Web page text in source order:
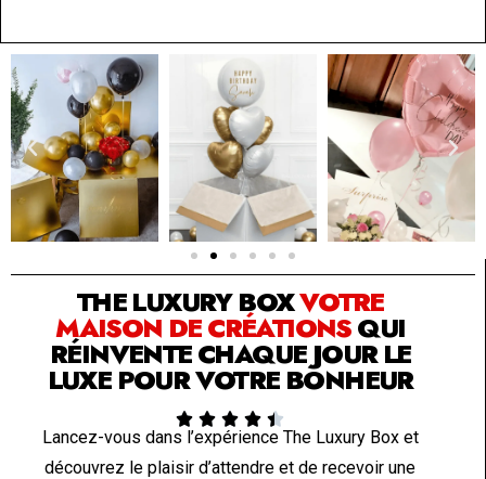
SOLUTION PAR THE LUXURY BOX & CO
THE LUXURY BOXVOTRE
MAISON DE CRÉATIONSQUI
RÉINVENTE CHAQUE JOUR LE
LUXE POUR VOTRE BONHEUR
    
Lancez-vous dans l’expérience The Luxury Box et
découvrez le plaisir d’attendre et de recevoir une